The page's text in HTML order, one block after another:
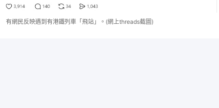
有網民反映遇到有港鐵列車「飛站」。(網上threads截圖)